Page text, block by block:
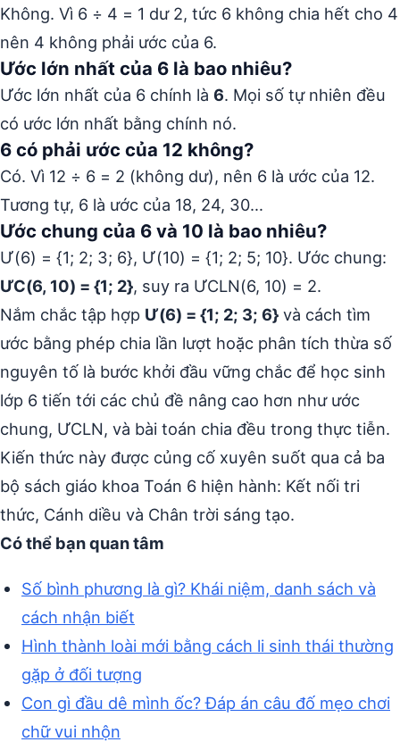
Không. Vì 6 ÷ 4 = 1 dư 2, tức 6 không chia hết cho 4
nên 4 không phải ước của 6.
Ước lớn nhất của 6 là bao nhiêu?
Ước lớn nhất của 6 chính là 6. Mọi số tự nhiên đều
có ước lớn nhất bằng chính nó.
6 có phải ước của 12 không?
Có. Vì 12 ÷ 6 = 2 (không dư), nên 6 là ước của 12.
Tương tự, 6 là ước của 18, 24, 30…
Ước chung của 6 và 10 là bao nhiêu?
Ư(6) = {1; 2; 3; 6}, Ư(10) = {1; 2; 5; 10}. Ước chung:
ƯC(6, 10) = {1; 2}, suy ra ƯCLN(6, 10) = 2.
Nắm chắc tập hợp Ư(6) = {1; 2; 3; 6} và cách tìm
ước bằng phép chia lần lượt hoặc phân tích thừa số
nguyên tố là bước khởi đầu vững chắc để học sinh
lớp 6 tiến tới các chủ đề nâng cao hơn như ước
chung, ƯCLN, và bài toán chia đều trong thực tiễn.
Kiến thức này được củng cố xuyên suốt qua cả ba
bộ sách giáo khoa Toán 6 hiện hành: Kết nối tri
thức, Cánh diều và Chân trời sáng tạo.
Có thể bạn quan tâm
Số bình phương là gì? Khái niệm, danh sách và
cách nhận biết
Hình thành loài mới bằng cách li sinh thái thường
gặp ở đối tượng
Con gì đầu dê mình ốc? Đáp án câu đố mẹo chơi
chữ vui nhộn